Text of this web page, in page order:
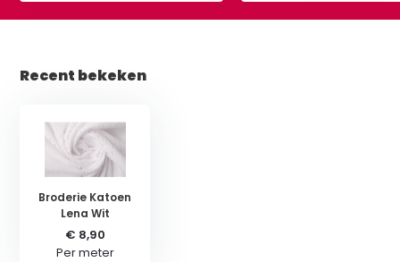
Recent bekeken
Broderie Katoen
Lena Wit
€ 8,90
Per meter